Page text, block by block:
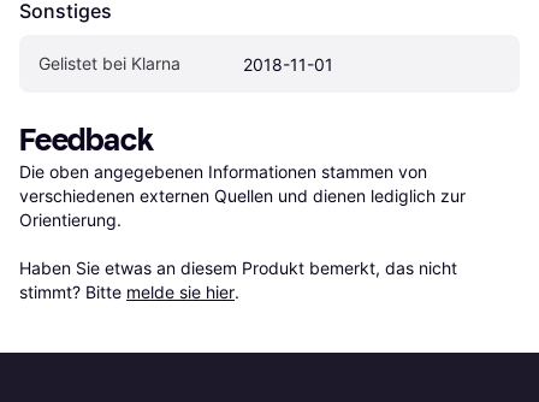
Sonstiges
Gelistet bei Klarna 2018-11-01
Feedback
Die oben angegebenen Informationen stammen von
verschiedenen externen Quellen und dienen lediglich zur
Orientierung.
Haben Sie etwas an diesem Produkt bemerkt, das nicht
stimmt? Bitte melde sie hier.